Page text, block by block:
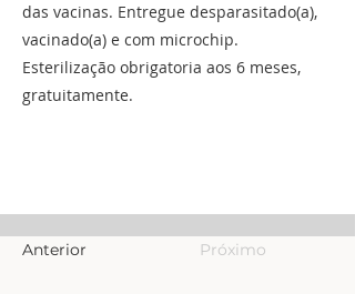
das vacinas. Entregue desparasitado(a),
vacinado(a) e com microchip.
Esterilização obrigatoria aos 6 meses,
gratuitamente.
Anterior Próximo